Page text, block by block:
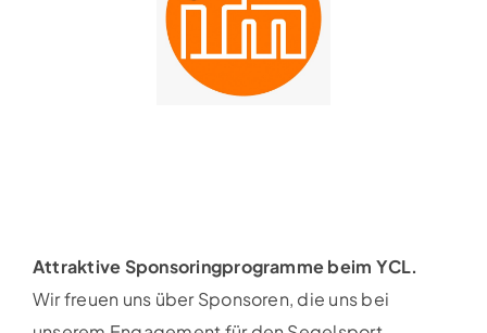
Attraktive Sponsoringprogramme beim YCL.
Wir freuen uns über Sponsoren, die uns bei